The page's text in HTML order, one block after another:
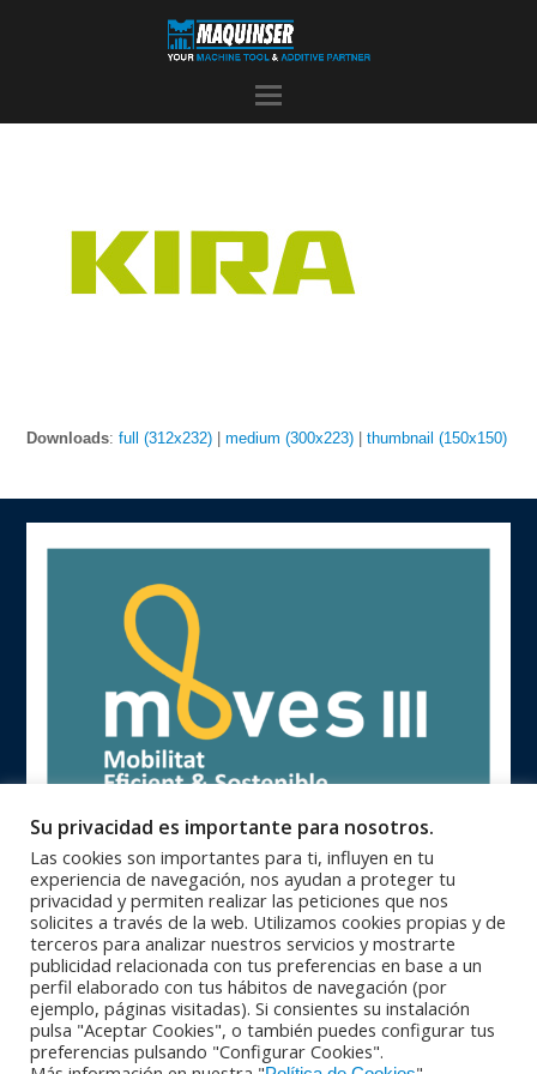
Downloads:full (312x232) |medium (300x223) |thumbnail (150x150)
Oficinas Centrales 93 846 62 28 |Zona Catalunya 93 840 71 25 |
Zona Centro 91 364 10 08 |Zona Norte 94 623 28 46 |
Zona Sur 95 564 26 92 |PORTUGAL
+351 229 42 65 33
© Copyright 2016 - Maquinser , S.A. |Aviso Legal
Política de
privacidad|Política de calidad |Condiciones Generales de Venta |
Su privacidad es importante para nosotros.
Las cookies son importantes para ti, influyen en tu
experiencia de navegación, nos ayudan a proteger tu
privacidad y permiten realizar las peticiones que nos
solicites a través de la web. Utilizamos cookies propias y de
terceros para analizar nuestros servicios y mostrarte
publicidad relacionada con tus preferencias en base a un
perfil elaborado con tus hábitos de navegación (por
ejemplo, páginas visitadas). Si consientes su instalación
pulsa "Aceptar Cookies", o también puedes configurar tus
preferencias pulsando "Configurar Cookies".